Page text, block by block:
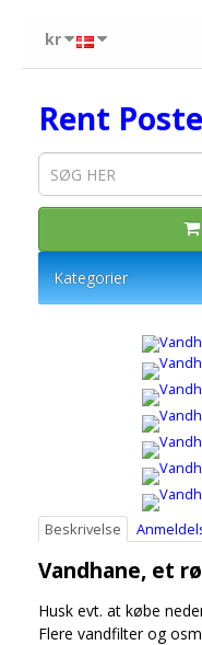
kr
Rent
Kategorier
Beskrivelse
Vandhane, et
Husk evt. at købe
Flere vandfilter og